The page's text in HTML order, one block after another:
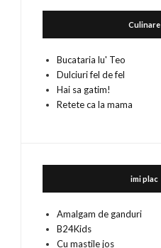
Culinare
Bucataria lu' Teo
Dulciuri fel de fel
Hai sa gatim!
Retete ca la mama
imi plac
Amalgam de ganduri
B24Kids
Cu mastile jos